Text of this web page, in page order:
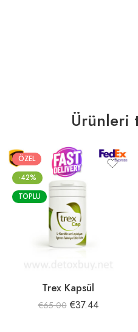
Ürünleri
ÖZEL
-42%
TOPLU
Trex Kapsül
€65.00 €37.44